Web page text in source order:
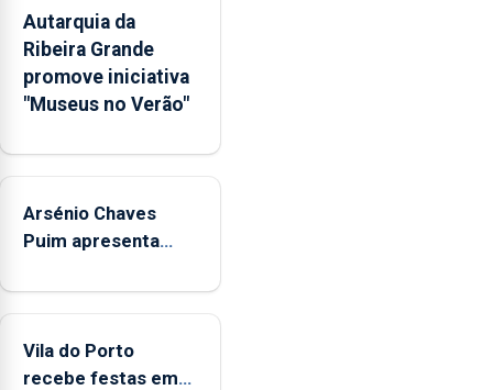
pessoais,
emocionais
e
sociais
das
Autarquia da
Ribeira Grande
promove iniciativa
"Museus no Verão"
Arsénio Chaves
Puim apresenta
de Vila do Porto
Vila do Porto
recebe festas em